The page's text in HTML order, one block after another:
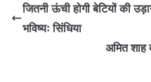
जितनी ऊंची होगी बेटियों की
भविष्यः सिंधिया
अमित शाह